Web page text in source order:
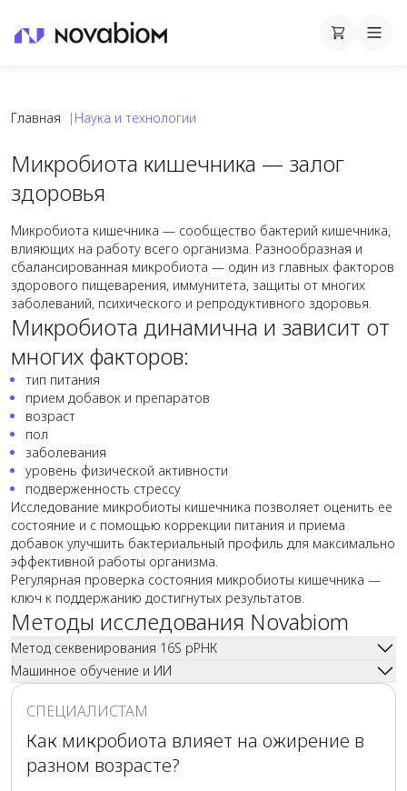
Корзина
Cart
Главная | Наука и технологии
Наука и технологии Novabiom
Микробиота кишечника — залог
здоровья
Микробиота кишечника — сообщество бактерий кишечника,
влияющих на работу всего организма. Разнообразная и
сбалансированная микробиота — один из главных факторов
здорового пищеварения, иммунитета, защиты от многих
заболеваний, психического и репродуктивного здоровья.
Микробиота динамична и зависит от
многих факторов:
тип питания
прием добавок и препаратов
возраст
пол
заболевания
уровень физической активности
подверженность стрессу
Исследование микробиоты кишечника позволяет оценить ее
состояние и с помощью коррекции питания и приема
добавок улучшить бактериальный профиль для максимально
эффективной работы организма.
Регулярная проверка состояния микробиоты кишечника —
ключ к поддержанию достигнутых результатов.
Методы исследования Novabiom
Метод секвенирования 16S рРНК
Бактерии сложно исследовать, так как, покидая среду
обитания, многие из них сразу погибают. Но у бактерий тоже
есть ДНК, которую можно выделить из биоматериала
(образца кала).
Исследование проводится методом 16S-секвенирования,
который основан на прочтении гена 16S рРНК — участка
генома бактерий. Именно этот участок позволяет точно
Машинное обучение и ИИ
Машинное обучение — это «метод» искусственного
интеллекта (ИИ), в котором компьютеры учатся на данных и
программирования.
Для машинного обучения требуется большой объем
отобранных и аннотированных данных. Алгоритмы
СПЕЦИАЛИСТАМ
Как микробиота влияет на ожирение в
разном возрасте?